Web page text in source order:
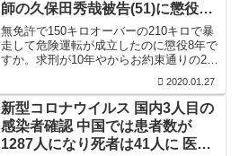
師の久保田秀哉被告(51)に懲役8
年の実刑判決
無免許で150キロオーバーの210キロで暴
走して危険運転が成立したのに懲役8年で
すか。求刑が10年やからお約束通りの2割
なんやけど、どうにも車が凶器やと判決
が甘いな。しかも、久保田秀哉は医者。
こんな人殺し...
2020.01.27
新型コロナウイルス 国内3人目の
感染者確認 中国では患者数が
1287人になり死者は41人に 医師